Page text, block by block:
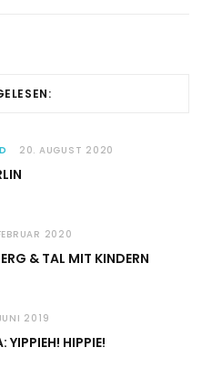
20. AUGUST 2020
2020
& TAL MIT KINDERN
2019
YIPPIEH! HIPPIE!